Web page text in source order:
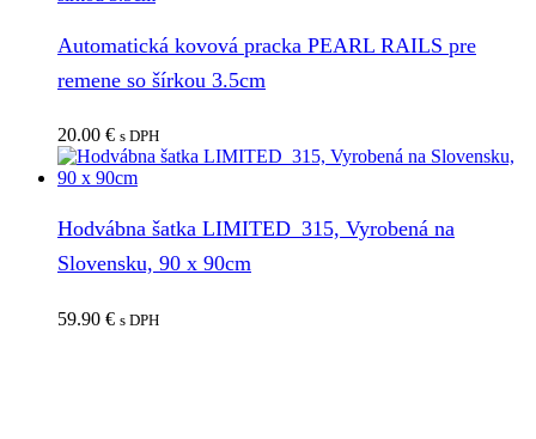
Automatická kovová pracka PEARL RAILS pre
remene so šírkou 3.5cm
20.00 € s DPH
Hodvábna šatka LIMITED_315, Vyrobená na
Slovensku, 90 x 90cm
59.90 € s DPH